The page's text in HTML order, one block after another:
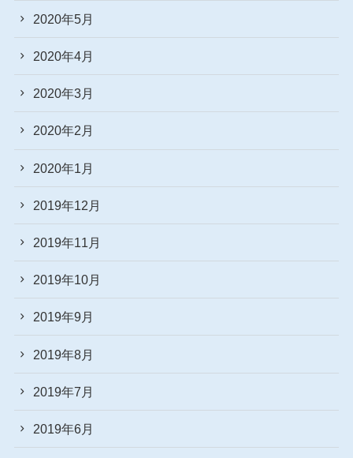
2020年5月
2020年4月
2020年3月
2020年2月
2020年1月
2019年12月
2019年11月
2019年10月
2019年9月
2019年8月
2019年7月
2019年6月